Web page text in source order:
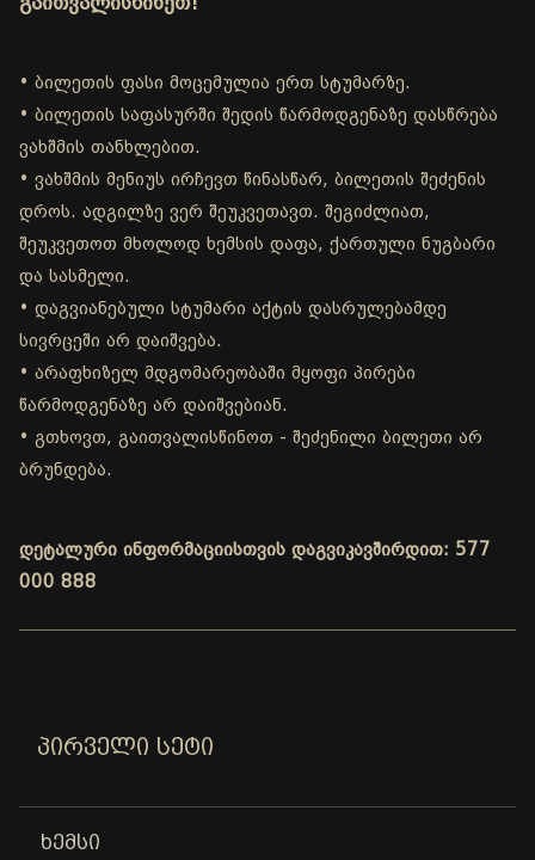
გაითვალისწინეთ!
• ბილეთის ფასი მოცემულია ერთ სტუმარზე.
• ბილეთის საფასურში შედის წარმოდგენაზე დასწრება
ვახშმის თანხლებით.
• ვახშმის მენიუს ირჩევთ წინასწარ, ბილეთის შეძენის
დროს. ადგილზე ვერ შეუკვეთავთ. შეგიძლიათ,
შეუკვეთოთ მხოლოდ ხემსის დაფა, ქართული ნუგბარი
და სასმელი.
• დაგვიანებული სტუმარი აქტის დასრულებამდე
სივრცეში არ დაიშვება.
• არაფხიზელ მდგომარეობაში მყოფი პირები
წარმოდგენაზე არ დაიშვებიან.
• გთხოვთ, გაითვალისწინოთ - შეძენილი ბილეთი არ
ბრუნდება.
დეტალური ინფორმაციისთვის დაგვიკავშირდით: 577
000 888
ᲞᲘᲠᲕᲔᲚᲘ ᲡᲔᲢᲘ
ᲮᲔᲛᲡᲘ